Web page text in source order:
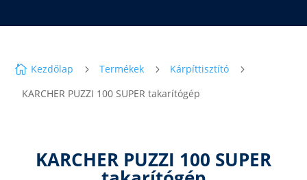
 Kezdőlap 5 Termékek 5 Kárpíttisztító 5
KARCHER PUZZI 100 SUPER takarítógép
KARCHER PUZZI 100 SUPER